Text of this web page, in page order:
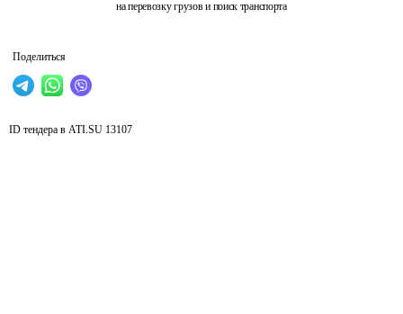
на перевозку грузов и поиск транспорта
Поделиться
ID тендера в ATI.SU 13107